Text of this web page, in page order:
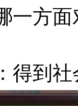
一方
得到